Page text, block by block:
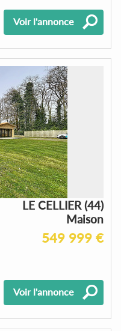
Voir l'annonce
LE CELLIER (44)
Maison
549 999 €
Voir l'annonce